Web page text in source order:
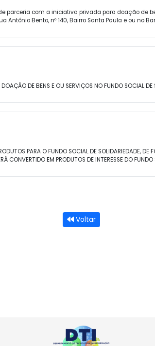
parceria com a iniciativa privada para doação de
Bento, nº 140, Bairro Santa Paula e ou no
DE BENS E OU SERVIÇOS NO FUNDO SOCIAL DE
PARA O FUNDO SOCIAL DE SOLIDARIEDADE,
CONVERTIDO EM PRODUTOS DE INTERESSE DO
Voltar